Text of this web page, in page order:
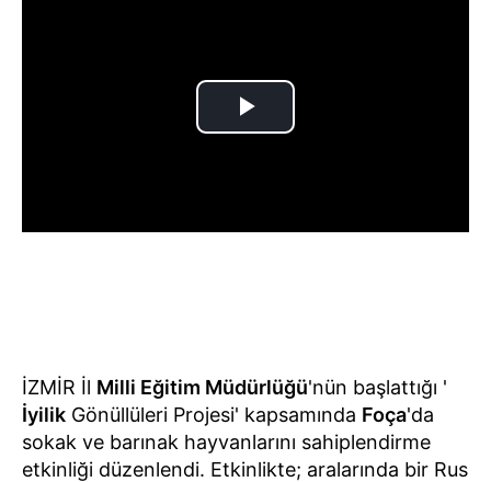
İZMİR İl Milli Eğitim Müdürlüğü'nün başlattığı '
İyilik Gönüllüleri Projesi' kapsamında Foça'da
sokak ve barınak hayvanlarını sahiplendirme
etkinliği düzenlendi. Etkinlikte; aralarında bir Rus